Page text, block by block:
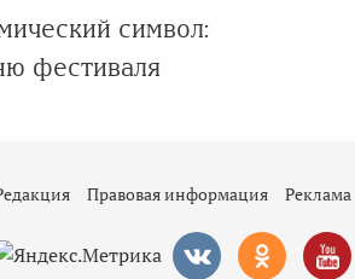
символ:
фестиваля
Правовая информация Реклама